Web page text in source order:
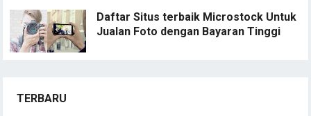
Daftar Situs terbaik Microstock Untuk
Jualan Foto dengan Bayaran Tinggi
TERBARU